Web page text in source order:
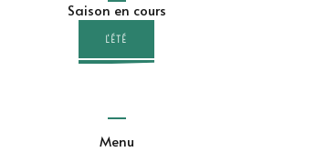
Saison en cours
L'ÉTÉ
Menu